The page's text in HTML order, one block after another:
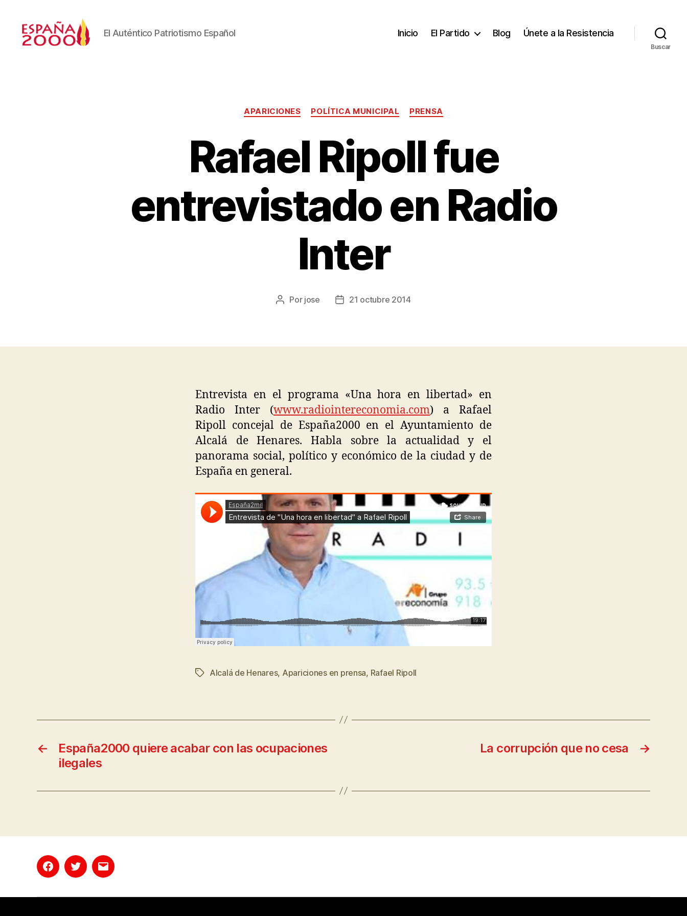
El Auténtico Patriotismo Español Inicio El Partido Blog Únete a la Resistencia
Buscar
APARICIONES POLÍTICA MUNICIPAL PRENSA
Rafael Ripoll fue
entrevistado en Radio
Inter
Por jose 21 octubre 2014
Entrevista en el programa «Una hora en libertad» en
Radio Inter (www.radiointereconomia.com) a Rafael
Ripoll concejal de España2000 en el Ayuntamiento de
Alcalá de Henares. Habla sobre la actualidad y el
panorama social, político y económico de la ciudad y de
España en general.
Alcalá de Henares, Apariciones en prensa, Rafael Ripoll
←
España2000 quiere acabar con las ocupaciones
ilegales
→
La corrupción que no cesa